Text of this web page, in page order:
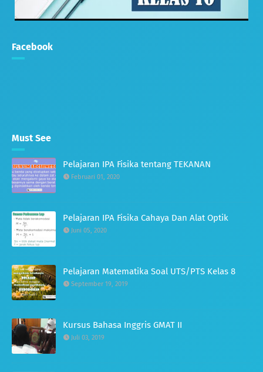
Facebook
Must See
Pelajaran IPA Fisika tentang TEKANAN
Februari 01, 2020
Pelajaran IPA Fisika Cahaya Dan Alat Optik
Juni 05, 2020
Pelajaran Matematika Soal UTS/PTS Kelas 8
September 19, 2019
Kursus Bahasa Inggris GMAT II
Juli 03, 2019